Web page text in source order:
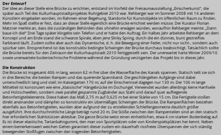
Der Entwurf
Der Idee an dieser Stelle eine Brücke zu errichten, entstand im Vorfeld der Freiraumausstellung „Emscherkunst“, die
später auch Teil des Kulturhauptstadtprojektes Ruhrgebiet 2010 war. Rehberger war im Sommer 2008 mit 14 anderen
Künstlern eingeladen worden, im Rahmen einer Begehung, Standorte für Kunstobjekte im öffentlichen Raum zu finden.
Mehr im Spaß stellte er fest, dass an dieser Stelle eigentlich eine Brücke errichtet werden müsse. Der Kurator Florian
Matzner merkte an, dass die zuständigen Behörden dies ohnehin erwägen würden, woraufhin Rehberger meinte: „Dann
baue ich die!“ Drei Tage später klingelte sein Telefon und er hatte den Auftrag. Ein halbes Jahr arbeitete Rehberger an dem
Konzept und am Ende stand die schwarze Spirale, eben jene Slinky Spring, durch die ein dünnes, bunt gestreiftes
Farbband läuft. Zudem sollte aber auch das Dynamische, d. h. die Bewegung einer Feder, nicht nur sicht-, sondern auch
spürbar sein. Entsprechend ist das konstruktiv bedingte Schwingen der Brücke durchaus beabsichtigt. Tatsächlich sollte
die Brücke bereits für den Zeitraum der Kulturhauptstadt 2010 fertiggestellt sein. Der unerwartet harte Winter 2009/10
sowie unerwartete bodentechnische Probleme während der Gründung verzögerten das Projekt bis in dieses Jahr.
Die Konstruktion
Die Brücke ist insgesamt 406 m lang, wovon 62 m frei über die Wasserfläche des Kanals spannen. Statisch teilt sie sich
in drei Bereiche: die beiden Rampen und das querende Spannband. Die geschlängelten Aufgänge sind dabei
unterschiedlich lang und steil: im Kaisergarten 170 m; auf der Emscherinsel dagegen nur 130 m. Der 106 m lange
Mittelteil ist konstruiert wie eine „klassische“ Hängebrücke im Dschungel. Verwendet wurden allerdings keine Hanfseile
und Holzschwellen, sondern zwei parallel gespannte Zugbänder aus Stahl und darauf quer aufliegende
Betonfertigteilelemente. Diese haben das Maß 2,75 m auf 0,625 m bei einer Stärke von 15 cm. Die Fertigteile stoßen
direkt aneinander und dämpfen so konstruktiv ein übermäßiges Schwingen der Brücke. Die Rampenflächen bestehen
ebenfalls aus Betonfertigteilen, wurden aber aufgrund der zu erstellenden Schleifengeometrie deutlich größer
ausgeführt. Ihre durchschnittliche Länge beträgt rund 20 m. Die Stöße zwischen den Rampenteilen sind an den statisch
hier erforderlichen Stahlstützen ablesbar. Die ganze Brücke weist einen einheitlichen, etwa 4 cm starken Bodenbelag auf.
Es ist dieser elastische, Tartanbahngummi, den man von Sportplätzen oder von Kinderspielsplätzen her kennt. Neben
einem bemerkenswert weichen Gehen garantiert dieser zudem ein dauerhaft rissfreies Überspannen der sich ständig
bewegenden Stoßfugen zwischen den tragenden Betonfertigteilen.